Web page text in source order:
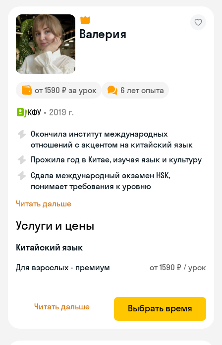
Валерия
от 1590 ₽ за урок 6 лет опыта
КФУ • 2019 г.
Окончила институт международных
отношений с акцентом на китайский язык
Прожила год в Китае, изучая язык и культуру
Сдала международный экзамен HSK,
понимает требования к уровню
Читать дальше
Услуги и цены
Китайский язык
Для взрослых - премиум от 1590 ₽ / урок
Читать дальше Выбрать время